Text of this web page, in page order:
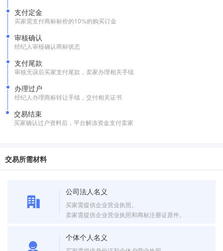
支付定金
买家需支付商标标价的10%的购买订金
审核确认
经纪人审核确认商标状态
支付尾款
审核无误后买家支付尾款，卖家办理相关手续
办理过户
经纪人办理商标转让手续，交付相关证书
交易结束
买家确认过户资料后，平台解冻资金支付卖家
交易所需材料
公司法人名义
买家需提供企业营业执照。
卖家需提供企业营业执照和商标注册证原件。
个体个人名义